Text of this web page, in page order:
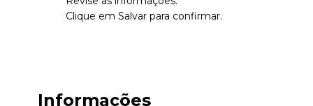
Clique em Salvar para confirmar.
Informações